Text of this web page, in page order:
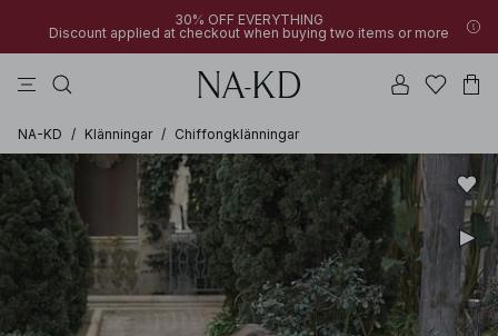
30% OFF EVERYTHING
Discount applied at checkout when buying two items or more
NA-KD / Klänningar / Chiffongklänningar